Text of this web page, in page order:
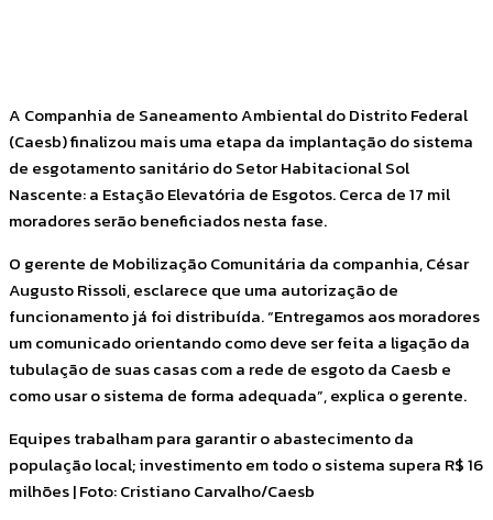
A Companhia de Saneamento Ambiental do Distrito Federal
(Caesb) finalizou mais uma etapa da implantação do sistema
de esgotamento sanitário do Setor Habitacional Sol
Nascente: a Estação Elevatória de Esgotos. Cerca de 17 mil
moradores serão beneficiados nesta fase.
O gerente de Mobilização Comunitária da companhia, César
Augusto Rissoli, esclarece que uma autorização de
funcionamento já foi distribuída. “Entregamos aos moradores
um comunicado orientando como deve ser feita a ligação da
tubulação de suas casas com a rede de esgoto da Caesb e
como usar o sistema de forma adequada”, explica o gerente.
Equipes trabalham para garantir o abastecimento da
população local; investimento em todo o sistema supera R$ 16
milhões | Foto: Cristiano Carvalho/Caesb